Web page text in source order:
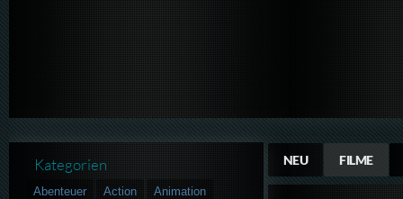
NEU FILME
Kategorien
Abenteuer Action
Animation